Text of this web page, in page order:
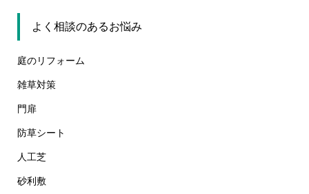
よく相談のあるお悩み
庭のリフォーム
雑草対策
門扉
防草シート
人工芝
砂利敷